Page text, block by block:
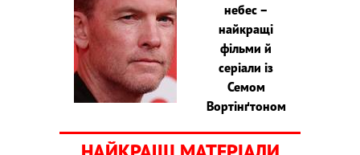
небес –
найкращі
фільми й
серіали із
Семом
Вортінґтоном